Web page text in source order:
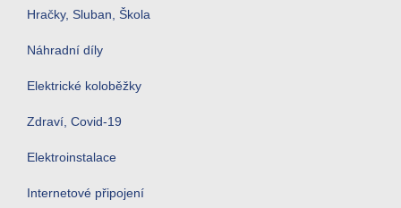
Hračky, Sluban, Škola
Náhradní díly
Elektrické koloběžky
Zdraví, Covid-19
Elektroinstalace
Internetové připojení